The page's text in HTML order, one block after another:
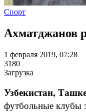
Спорт
Ахматджанов
1 февраля 2019, 07:28
3180
Загрузка
Узбекистан,
футбольные клубы